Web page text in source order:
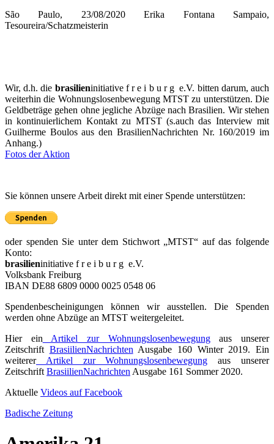
São Paulo, 23/08/2020 Erika Fontana Sampaio,
Tesoureira/Schatzmeisterin
Wir, d.h. die brasilieninitiative f r e i b u r g e.V. bitten darum, auch
weiterhin die Wohnungslosenbewegung MTST zu unterstützen. Die
Geldbeträge gehen ohne jegliche Abzüge nach Brasilien. Wir stehen
in kontinuierlichem Kontakt zu MTST (s.auch das Interview mit
Guilherme Boulos aus den BrasilienNachrichten Nr. 160/2019 im
Anhang.)
Fotos der Aktion
Sie können unsere Arbeit direkt mit einer Spende unterstützen:
oder spenden Sie unter dem Stichwort „MTST“ auf das folgende
Konto:
brasilieninitiative f r e i b u r g e.V.
Volksbank Freiburg
IBAN DE88 6809 0000 0025 0548 06
Spendenbescheinigungen können wir ausstellen. Die Spenden
werden ohne Abzüge an MTST weitergeleitet.
Hier ein Artikel zur Wohnungslosenbewegungaus unserer
Zeitschrift BrasiilienNachrichten Ausgabe 160 Winter 2019. Ein
weitererArtikel zur Wohnungslosenbewegung aus unserer
Zeitschrift BrasiilienNachrichten Ausgabe 161 Sommer 2020.
Aktuelle Videos auf Facebook
Badische Zeitung